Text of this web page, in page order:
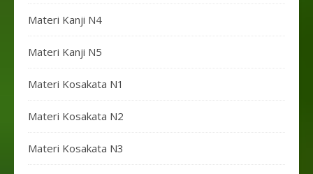
Materi Kanji N4
Materi Kanji N5
Materi Kosakata N1
Materi Kosakata N2
Materi Kosakata N3